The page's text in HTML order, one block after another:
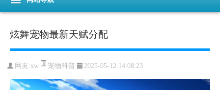
炫舞宠物最新天赋分配
网友:xw 宠物科普 2025-05-12 14:08:23